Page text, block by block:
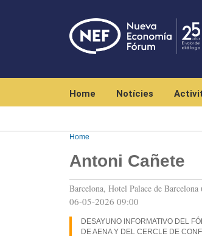
Home Notícies
Home
Antoni Cañete
Barcelona, Hotel Palace de
06-05-2026 09:00
DESAYUNO INFORMATIVO DEL
DE AENA Y DEL CERCLE DE